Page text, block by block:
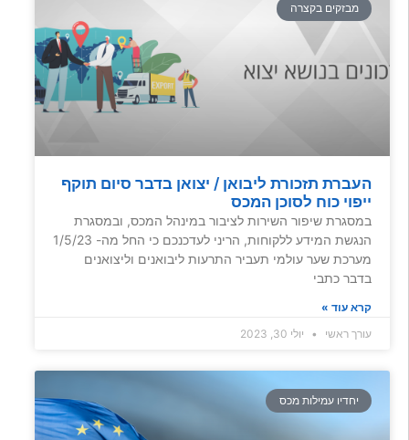
מבזקים בקצרה
העברת תזכורת ליבואן / יצואן בדבר סיום תוקף
ייפוי כוח לסוכן המכס
במסגרת שיפור השירות לציבור במינהל המכס, ובמסגרת
הנגשת המידע ללקוחות, הריני לעדכנכם כי החל מה- 1/5/23
מערכת שער עולמי תעביר התרעות ליבואנים וליצואנים
בדבר כתבי
קרא עוד »
עורך ראשי
יולי 30, 2023
יחדיו עמילות מכס